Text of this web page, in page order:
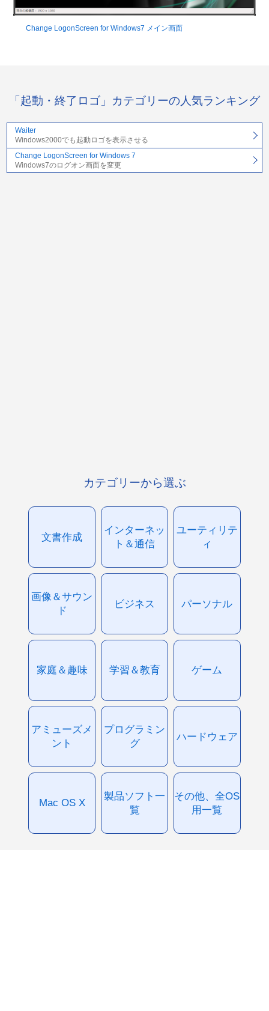
Change LogonScreen for Windows7 メイン画面
「起動・終了ロゴ」カテゴリーの人気ランキング
Waiter
Windows2000でも起動ロゴを表示させる
Change LogonScreen for Windows 7
Windows7のログオン画面を変更
カテゴリーから選ぶ
文書作成
インターネッ
ト＆通信
ユーティリテ
ィ
画像＆サウン
ド
ビジネス パーソナル
家庭＆趣味 学習＆教育 ゲーム
アミューズメ
ント
プログラミン
グ
ハードウェア
Mac OS X
製品ソフト一
覧
その他、全OS
用一覧